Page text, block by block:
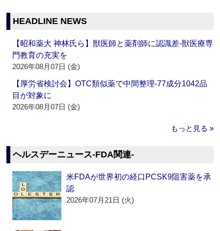
HEADLINE NEWS
【昭和薬大 神林氏ら】獣医師と薬剤師に認識差‐獣医療専
門教育の充実を
2026年08月07日 (金)
【厚労省検討会】OTC類似薬で中間整理‐77成分1042品
目が対象に
2026年08月07日 (金)
もっと見る »
ヘルスデーニュース‐FDA関連‐
米FDAが世界初の経口PCSK9阻害薬を承
認
2026年07月21日 (火)